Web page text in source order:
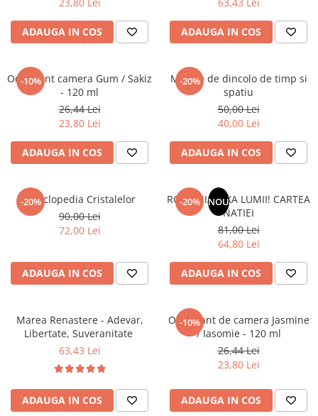
Biografii, Memorii, Jurnale
Carti erotice
Adult
Crime, Thriller, Mistery
Literatura Romana
Poezie
romantice
Senzatii/Dragoste
Senzatii/Erotic
Senzatii/Thriller
Teatru
Teens Book Club
Birotica & Papetarie
Adezivi si benzi adezive
ADAUGA IN COS ADAUGA IN COS
-10%
Odorizant camera Gum / Sakiz
- 120 ml
26,44 Lei
23,80 Lei
ADAUGA IN COS
-20%
Mesaje de dincolo de timp si
spatiu
50,00 Lei
40,00 Lei
ADAUGA IN COS
-20%
Enciclopedia Cristalelor
90,00 Lei
72,00 Lei
ADAUGA IN COS
-20% NOU
ROMANIA, AXA LUMII! CARTEA
NATIEI
81,00 Lei
64,80 Lei
ADAUGA IN COS
Marea Renastere - Adevar,
Libertate, Suveranitate
63,43 Lei
ADAUGA IN COS
-10%
Odorizant de camera Jasmine
/ Iasomie - 120 ml
26,44 Lei
23,80 Lei
ADAUGA IN COS